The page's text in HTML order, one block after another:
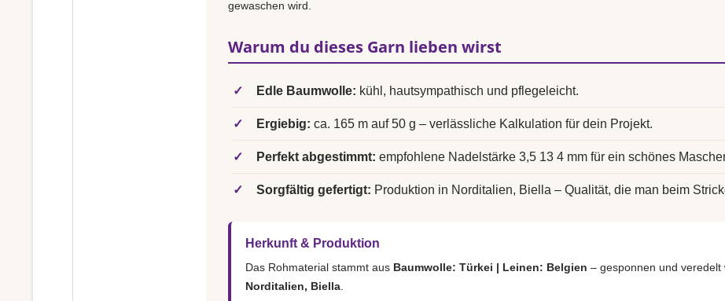
gewaschen wird.
Warum du dieses Garn lieben wirst
✓ Edle Baumwolle: kühl, hautsympathisch und pflegeleicht.
✓ Ergiebig: ca. 165 m auf 50 g – verlässliche Kalkulation für dein Projekt.
✓ Perfekt abgestimmt: empfohlene Nadelstärke 3,5 13 4 mm für ein schönes
✓ Sorgfältig gefertigt: Produktion in Norditalien, Biella – Qualität, die man beim
Herkunft & Produktion
Das Rohmaterial stammt aus Baumwolle: Türkei | Leinen: Belgien – gesponnen und veredelt
Norditalien, Biella